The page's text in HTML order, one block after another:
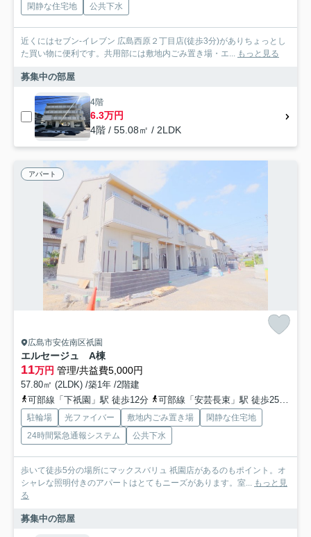
閑静な住宅地
公共下水
近くにはセブン-イレブン 広島西原２丁目店(徒歩3分)がありちょっとし
た買い物に便利です。共用部には敷地内ごみ置き場・エ... もっと見る
募集中の部屋
4階
6.3万円
4階 / 55.08㎡ / 2LDK
アパート
広島市安佐南区祇園
エルセージュ A棟
11万円 管理/共益費5,000円
57.80㎡ (2LDK) /築1年 /2階建
可部線「下祇園」駅 徒歩12分
可部線「安芸長束」駅 徒歩25分
駐輪場 光ファイバー 敷地内ごみ置き場
閑静な住宅地
24時間緊急通報システム
公共下水
歩いて徒歩5分の場所にマックスバリュ 祇園店があるのもポイント。オ
シャレな照明付きのアパートはとてもニーズがあります。室...
もっと見
る
募集中の部屋